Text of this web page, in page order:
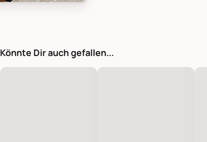
Könnte Dir auch gefallen...